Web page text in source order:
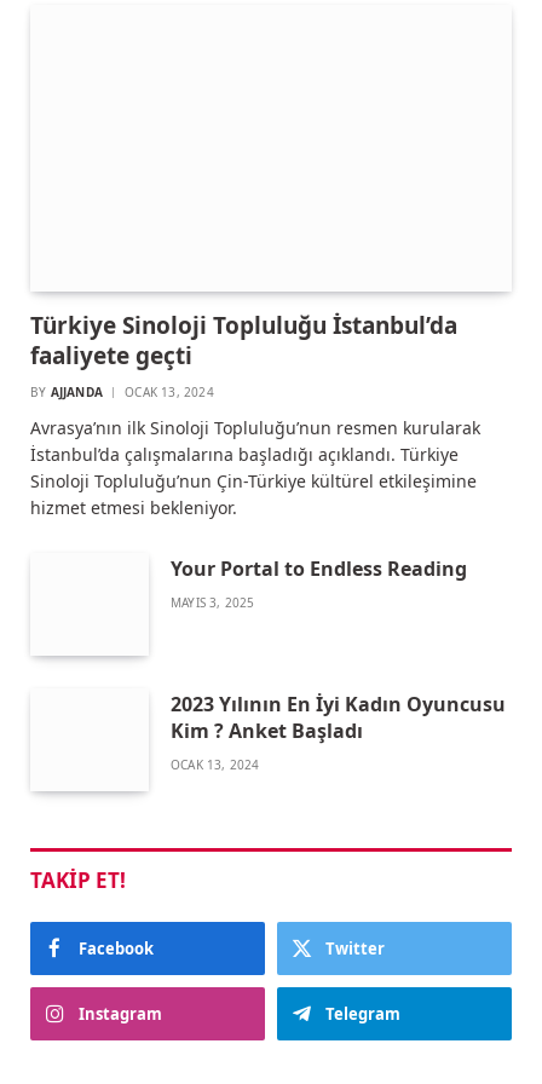
Türkiye Sinoloji Topluluğu İstanbul’da
faaliyete geçti
BY AJJANDA OCAK 13, 2024
Avrasya’nın ilk Sinoloji Topluluğu’nun resmen kurularak
İstanbul’da çalışmalarına başladığı açıklandı. Türkiye
Sinoloji Topluluğu’nun Çin-Türkiye kültürel etkileşimine
hizmet etmesi bekleniyor.
Your Portal to Endless Reading
MAYIS 3, 2025
2023 Yılının En İyi Kadın Oyuncusu
Kim ? Anket Başladı
OCAK 13, 2024
TAKIP ET!
Facebook Twitter
Instagram Telegram